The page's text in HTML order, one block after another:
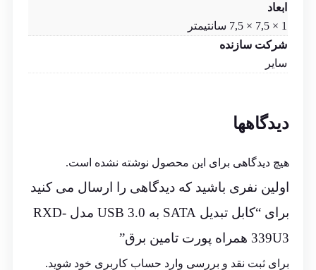
ابعاد
1 × 7,5 × 7,5 سانتیمتر
شرکت سازنده
سایر
دیدگاهها
هیچ دیدگاهی برای این محصول نوشته نشده است.
اولین نفری باشید که دیدگاهی را ارسال می کنید
برای “کابل تبدیل SATA به USB 3.0 مدل RXD-
339U3 همراه پورت تامین برق”
برای ثبت نقد و بررسی وارد حساب کاربری خود شوید.